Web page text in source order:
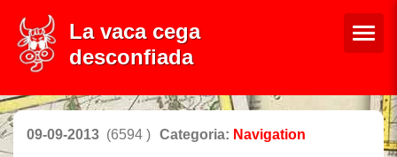
La vaca cega
desconfiada
09-09-2013 (6594 ) Categoria: Navigation